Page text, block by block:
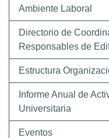
Ambiente Laboral
Directorio de
Responsables de
Estructura
Informe Anual de
Universitaria
Eventos